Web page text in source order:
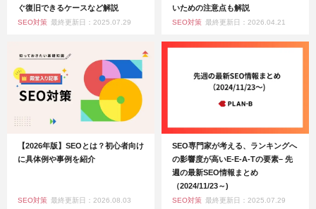
ぐ復旧できるケースなど解説
SEO対策 最終更新日：2025.07.29
いための注意点も解説
SEO対策 最終更新日：2026.04.21
【2026年版】SEOとは？初心者向け
に具体例や事例を紹介
SEO対策 最終更新日：2026.08.03
SEO専門家が考える、ランキングへ
の影響度が高いE-E-A-Tの要素– 先
週の最新SEO情報まとめ
（2024/11/23～)
SEO対策 最終更新日：2025.07.29